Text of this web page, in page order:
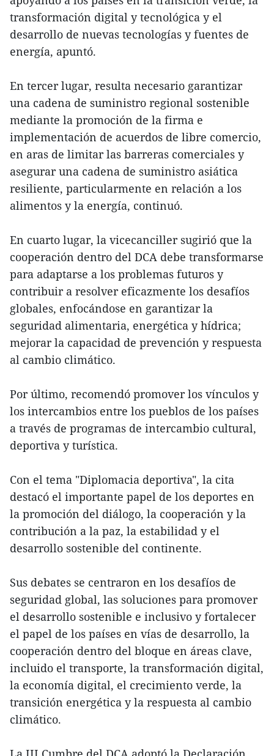
transformación digital y tecnológica y el
desarrollo de nuevas tecnologías y fuentes de
energía, apuntó.
En tercer lugar, resulta necesario garantizar
una cadena de suministro regional sostenible
mediante la promoción de la firma e
implementación de acuerdos de libre comercio,
en aras de limitar las barreras comerciales y
asegurar una cadena de suministro asiática
resiliente, particularmente en relación a los
alimentos y la energía, continuó.
En cuarto lugar, la vicecanciller sugirió que la
cooperación dentro del DCA debe transformarse
para adaptarse a los problemas futuros y
contribuir a resolver eficazmente los desafíos
globales, enfocándose en garantizar la
seguridad alimentaria, energética y hídrica;
mejorar la capacidad de prevención y respuesta
al cambio climático.
Por último, recomendó promover los vínculos y
los intercambios entre los pueblos de los países
a través de programas de intercambio cultural,
deportiva y turística.
Con el tema "Diplomacia deportiva", la cita
destacó el importante papel de los deportes en
la promoción del diálogo, la cooperación y la
contribución a la paz, la estabilidad y el
desarrollo sostenible del continente.
Sus debates se centraron en los desafíos de
seguridad global, las soluciones para promover
el desarrollo sostenible e inclusivo y fortalecer
el papel de los países en vías de desarrollo, la
cooperación dentro del bloque en áreas clave,
incluido el transporte, la transformación digital,
la economía digital, el crecimiento verde, la
transición energética y la respuesta al cambio
climático.